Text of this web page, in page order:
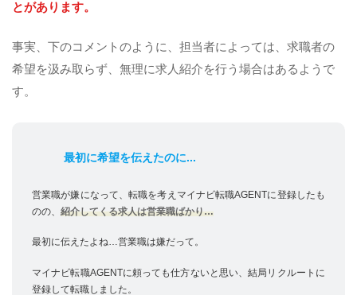
とがあります。
事実、下のコメントのように、担当者によっては、求職者の
希望を汲み取らず、無理に求人紹介を行う場合はあるようで
す。
最初に希望を伝えたのに...
営業職が嫌になって、転職を考えマイナビ転職AGENTに登録したも
のの、 紹介してくる求人は営業職ばかり…
最初に伝えたよね…営業職は嫌だって。
マイナビ転職AGENTに頼っても仕方ないと思い、結局リクルートに
登録して転職しました。